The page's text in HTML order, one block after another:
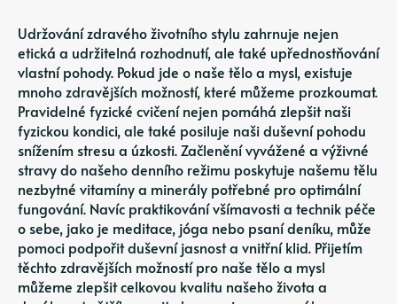
Udržování zdravého životního stylu zahrnuje nejen
etická a udržitelná rozhodnutí, ale také upřednostňování
vlastní pohody. Pokud jde o naše tělo a mysl, existuje
mnoho zdravějších možností, které můžeme prozkoumat.
Pravidelné fyzické cvičení nejen pomáhá zlepšit naši
fyzickou kondici, ale také posiluje naši duševní pohodu
snížením stresu a úzkosti. Začlenění vyvážené a výživné
stravy do našeho denního režimu poskytuje našemu tělu
nezbytné vitamíny a minerály potřebné pro optimální
fungování. Navíc praktikování všímavosti a technik péče
o sebe, jako je meditace, jóga nebo psaní deníku, může
pomoci podpořit duševní jasnost a vnitřní klid. Přijetím
těchto zdravějších možností pro naše tělo a mysl
můžeme zlepšit celkovou kvalitu našeho života a